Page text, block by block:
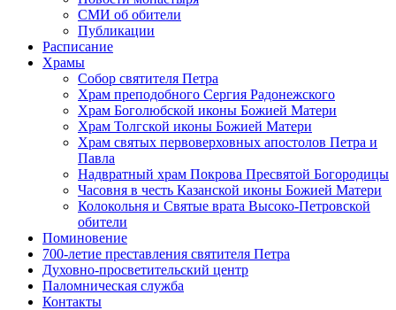
СМИ об обители
Публикации
Расписание
Храмы
Собор святителя Петра
Храм преподобного Сергия Радонежского
Храм Боголюбской иконы Божией Матери
Храм Толгской иконы Божией Матери
Храм святых первоверховных апостолов Петра и
Павла
Надвратный храм Покрова Пресвятой Богородицы
Часовня в честь Казанской иконы Божией Матери
Колокольня и Святые врата Высоко-Петровской
обители
Поминовение
700-летие преставления святителя Петра
Духовно-просветительский центр
Паломническая служба
Контакты